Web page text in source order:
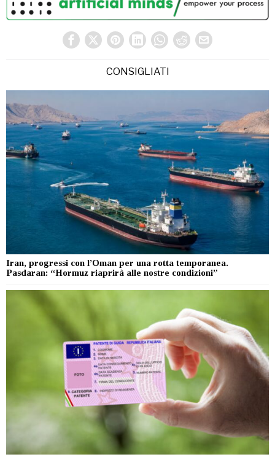
CONSIGLIATI
Iran, progressi con l’Oman per una rotta temporanea.
Pasdaran: “Hormuz riaprirà alle nostre condizioni”